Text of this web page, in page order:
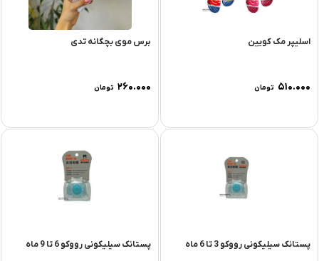
اسلیپر مک کویین
۵۱۰.۰۰۰ تومان
برس موی بچگانه تدی
۲۶۰.۰۰۰ تومان
پستانک سیلیکونی رووكو 3 تا 6 ماه پستانک سیلیکونی رووكو 6 تا 9 ماه